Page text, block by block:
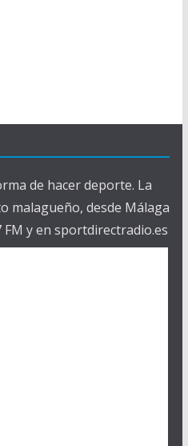
de hacer deporte. La
malagueño, desde Málaga
y en sportdirectradio.es